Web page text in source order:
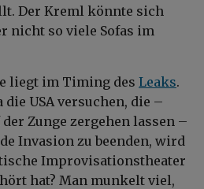
Der Kreml könnte sich
nicht so viele Sofas im
liegt im Timing des Leaks.
USA versuchen, die –
Zunge zergehen lassen –
Invasion zu beenden, wird
Improvisationstheater
hat? Man munkelt viel,